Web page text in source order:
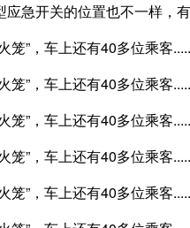
急开关的位置也不一样